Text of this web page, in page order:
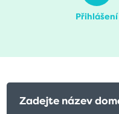
Přihlášení